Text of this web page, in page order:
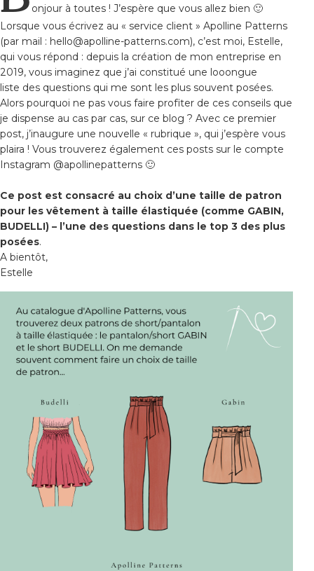
onjour à toutes ! J’espère que vous allez bien 🙂
Lorsque vous écrivez au « service client » Apolline Patterns
(par mail : hello@apolline-patterns.com), c’est moi, Estelle,
qui vous répond : depuis la création de mon entreprise en
2019, vous imaginez que j’ai constitué une looongue
liste des questions qui me sont les plus souvent posées.
Alors pourquoi ne pas vous faire profiter de ces conseils que
je dispense au cas par cas, sur ce blog ? Avec ce premier
post, j’inaugure une nouvelle « rubrique », qui j’espère vous
plaira ! Vous trouverez également ces posts sur le compte
Instagram @apollinepatterns 🙂
Ce post est consacré au choix d’une taille de patron
pour les vêtement à taille élastiquée (comme GABIN,
BUDELLI) – l’une des questions dans le top 3 des plus
posées.
A bientôt,
Estelle